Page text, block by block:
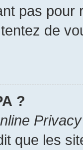
pas pour
de
?
que les